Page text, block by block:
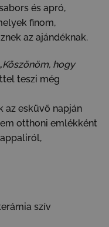
és apró,
finom,
az ajándéknak.
„Köszönöm, hogy
teszi még
az esküvő napján
otthoni emlékként
szív